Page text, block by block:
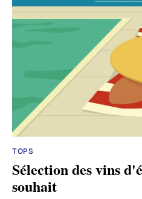
TOPS
Sélection des vins
souhait